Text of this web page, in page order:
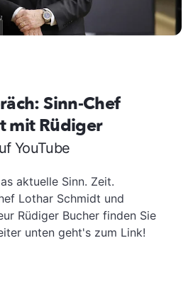
Sinn-Chef
mit Rüdiger
YouTube
aktuelle Sinn. Zeit.
Lothar Schmidt und
Rüdiger Bucher finden Sie
unten geht's zum Link!